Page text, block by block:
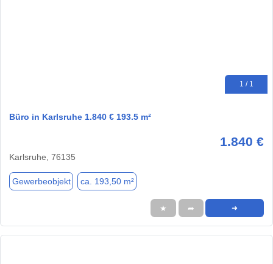
1 / 1
Büro in Karlsruhe 1.840 € 193.5 m²
1.840 €
Karlsruhe, 76135
Gewerbeobjekt ca. 193,50 m²
★ ➦ ➜